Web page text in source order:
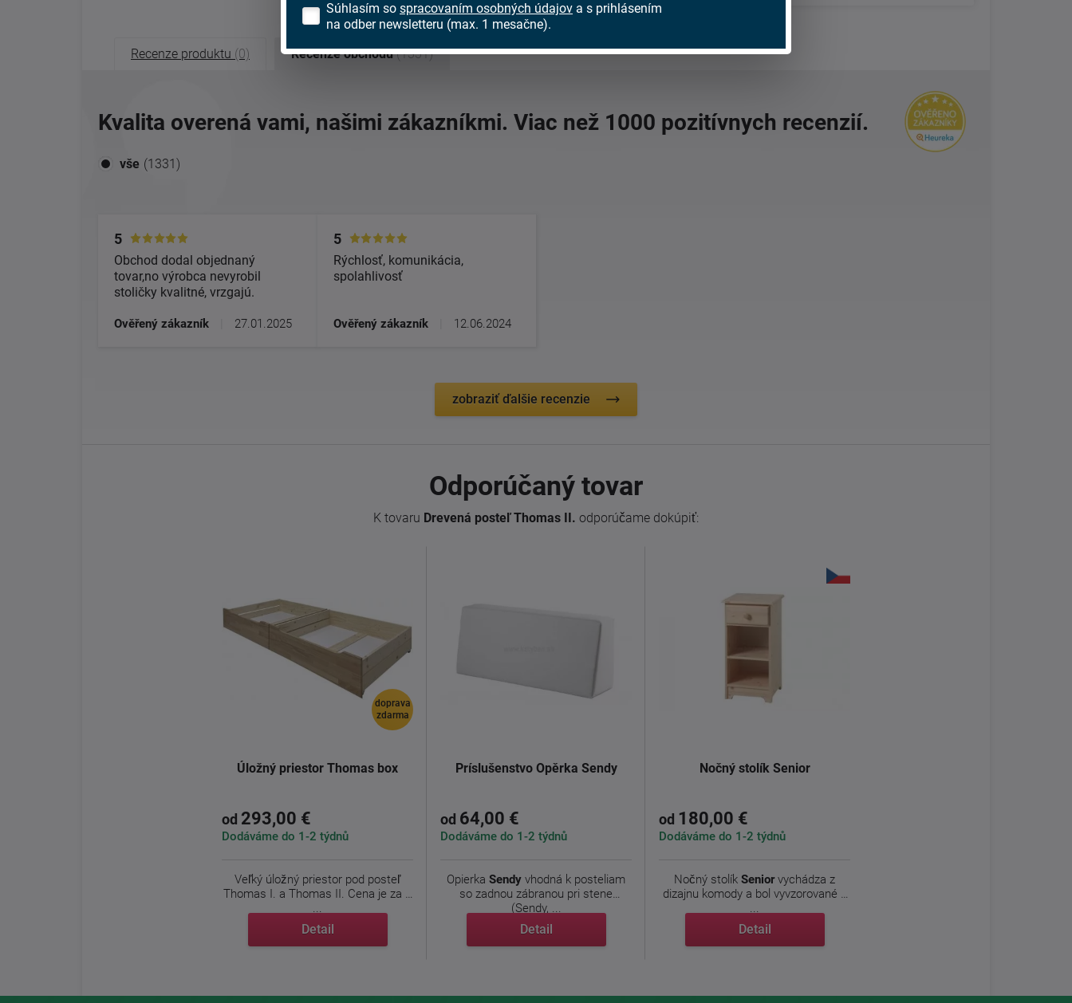
Recenze produktu (0) Recenze obchodu(1331)
Kvalita overená vami, našimi zákazníkmi. Viac než 1000 pozitívnych recenzií.
vše (1331)
5
Obchod dodal objednaný
tovar,no výrobca nevyrobil
stoličky kvalitné, vrzgajú.
Ověřený zákazník 27.01.2025
5
Rýchlosť, komunikácia,
spolahlivosť
Ověřený zákazník 12.06.2024
zobraziť ďalšie recenzie
Odporúčaný tovar
K tovaru Drevená posteľ Thomas II. odporúčame dokúpiť:
doprava
zdarma
Úložný priestor Thomas box
od 293,00 €
Dodáváme do 1-2 týdnů
Veľký úložný priestor pod posteľ
Thomas I. a Thomas II. Cena je za 1
...
Detail
Príslušenstvo Opěrka Sendy
od 64,00 €
Dodáváme do 1-2 týdnů
Opierka Sendy vhodná k posteliam
so zadnou zábranou pri stene
(Sendy, ...
Detail
Nočný stolík Senior
od 180,00 €
Dodáváme do 1-2 týdnů
Nočný stolík Seniorvychádza z
dizajnu komody a bol vyvzorované k
...
Detail
Súhlasím so spracovaním osobných údajov a s prihlásením
na odber newsletteru (max. 1 mesačne).